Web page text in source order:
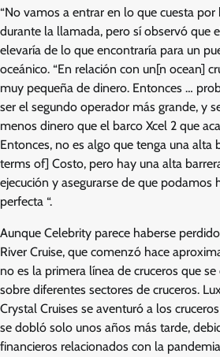
“No vamos a entrar en lo que cuesta por
durante la llamada, pero sí observó que
elevaría de lo que encontraría para un
oceánico. “En relación con un[n ocean]
muy pequeña de dinero. Entonces …
ser el segundo operador más grande, y
menos dinero que el barco Xcel 2 que
Entonces, no es algo que tenga una alta
terms of] Costo, pero hay una alta
ejecución y asegurarse de que podamos
perfecta “.
Aunque Celebrity parece haberse
River Cruise, que comenzó hace
no es la primera línea de cruceros que
sobre diferentes sectores de cruceros.
Crystal Cruises se aventuró a los
se dobló solo unos años más tarde,
financieros relacionados con la